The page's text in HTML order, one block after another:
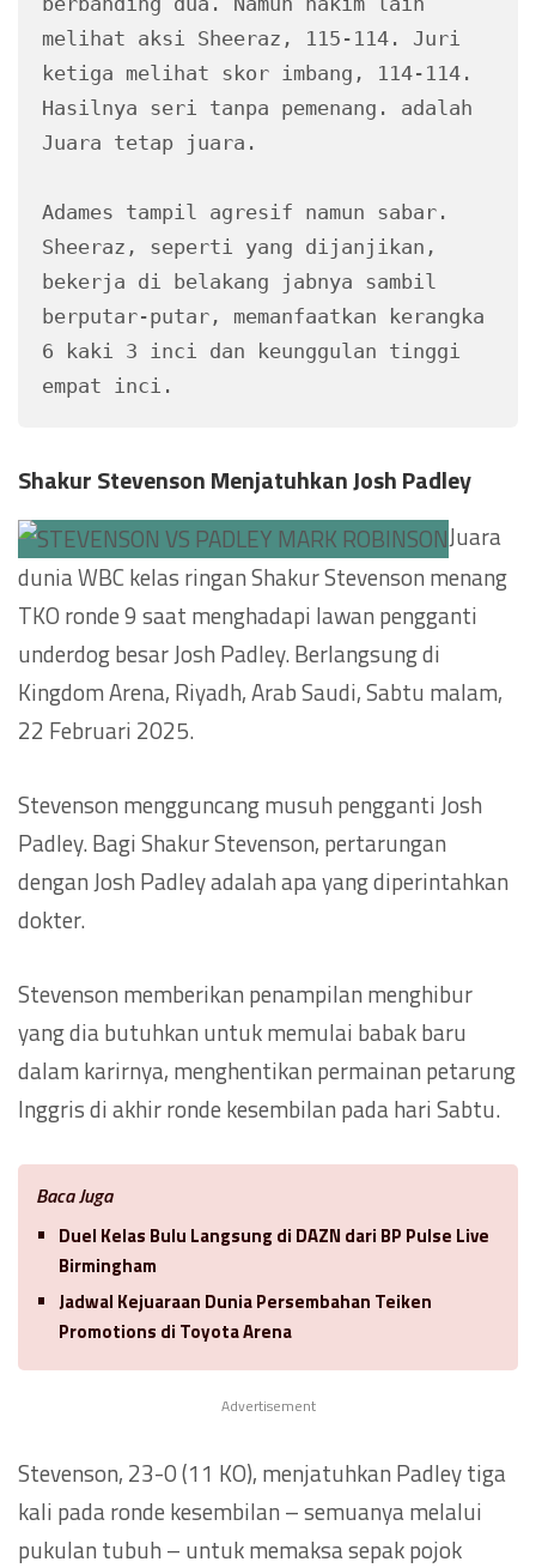
melihat aksi Sheeraz, 115-114. Juri
ketiga melihat skor imbang, 114-114.
Hasilnya seri tanpa pemenang. adalah
Juara tetap juara.
Adames tampil agresif namun sabar.
Sheeraz, seperti yang dijanjikan,
bekerja di belakang jabnya sambil
berputar-putar, memanfaatkan kerangka
6 kaki 3 inci dan keunggulan tinggi
empat inci.
Shakur Stevenson Menjatuhkan Josh Padley
Juara
dunia WBC kelas ringan Shakur Stevenson menang
TKO ronde 9 saat menghadapi lawan pengganti
underdog besar Josh Padley. Berlangsung di
Kingdom Arena, Riyadh, Arab Saudi, Sabtu malam,
22 Februari 2025.
Stevenson mengguncang musuh pengganti Josh
Padley. Bagi Shakur Stevenson, pertarungan
dengan Josh Padley adalah apa yang diperintahkan
dokter.
Stevenson memberikan penampilan menghibur
yang dia butuhkan untuk memulai babak baru
dalam karirnya, menghentikan permainan petarung
Inggris di akhir ronde kesembilan pada hari Sabtu.
Baca Juga
Duel Kelas Bulu Langsung di DAZN dari BP Pulse Live
Birmingham
Jadwal Kejuaraan Dunia Persembahan Teiken
Promotions di Toyota Arena
Advertisement
Stevenson, 23-0 (11 KO), menjatuhkan Padley tiga
kali pada ronde kesembilan – semuanya melalui
pukulan tubuh – untuk memaksa sepak pojok